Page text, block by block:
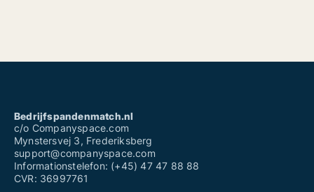
Bedrijfspandenmatch.nl
c/o Companyspace.com
Mynstersvej 3, Frederiksberg
support@companyspace.com
Informationstelefon: (+45) 47 47 88 88
CVR: 36997761